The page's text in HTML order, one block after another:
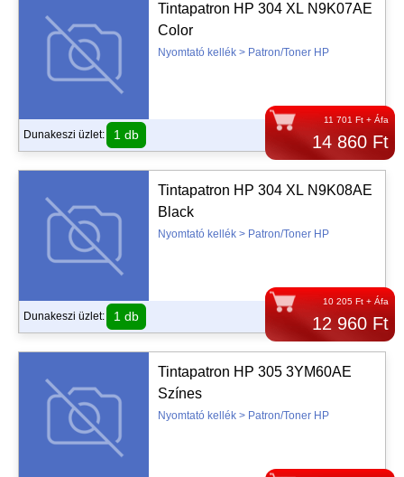
11 701 Ft + Áfa
14 860 Ft
Tintapatron HP 304 XL N9K07AE
Color
Nyomtató kellék > Patron/Toner HP
Dunakeszi üzlet: 1 db
10 205 Ft + Áfa
12 960 Ft
Tintapatron HP 304 XL N9K08AE
Black
Nyomtató kellék > Patron/Toner HP
Dunakeszi üzlet: 1 db
Tintapatron HP 305 3YM60AE
Színes
Nyomtató kellék > Patron/Toner HP